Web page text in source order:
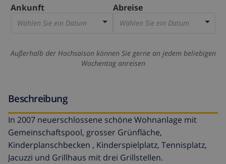
Ankunft
Wählen Sie ein Datum
Abreise
Wählen Sie ein Datum
Außerhalb der Hochsaison können Sie gerne an jedem beliebigen
Wochentag anreisen
Beschreibung
In 2007 neuerschlossene schöne Wohnanlage mit
Gemeinschaftspool, grosser Grünfläche,
Kinderplanschbecken , Kinderspielplatz, Tennisplatz,
Jacuzzi und Grillhaus mit drei Grillstellen.